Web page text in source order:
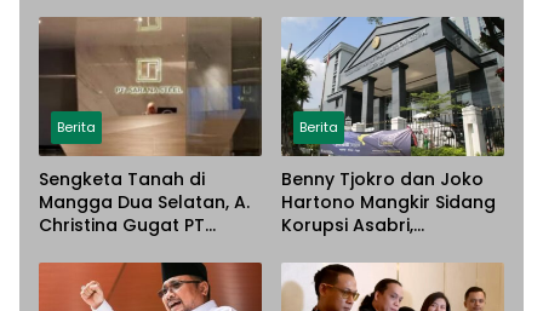
Berita
Sengketa Tanah di
Mangga Dua Selatan, A.
Christina Gugat PT
Dugaan Penyerobotan
Lahan
Berita
Benny Tjokro dan Joko
Hartono Mangkir Sidang
Korupsi Asabri,
Paksa